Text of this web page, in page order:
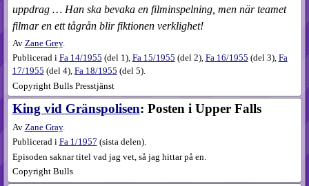
uppdrag … Han ska bevaka en filminspelning, men när teamet
filmar en ett tågrån blir fiktionen verklighet!
Av Zane Grey.
Publicerad i Fa14​/1955 (del 1), Fa15​/1955 (del 2), Fa16​/1955 (del 3), Fa
17​/1955 (del 4), Fa18​/1955 (del 5).
Copyright Bulls Presstjänst
King vid Gränspolisen: Posten i Upper Falls
Av Zane Gray.
Publicerad i Fa1​/1957 (sista delen).
Episoden saknar titel vad jag vet, så jag hittar på en.
Copyright Bulls